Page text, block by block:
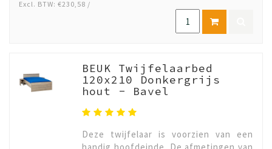
Excl. BTW: €230,58 /
BEUK Twijfelaarbed
120x210 Donkergrijs
hout - Bavel
Deze twijfelaar is voorzien van een
handig hoofdeinde. De afmetingen van